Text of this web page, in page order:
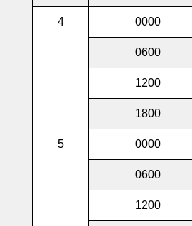
4 0000
0600
1200
1800
5 0000
0600
1200